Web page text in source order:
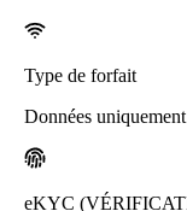
Type de forfait
Données uniquement
eKYC